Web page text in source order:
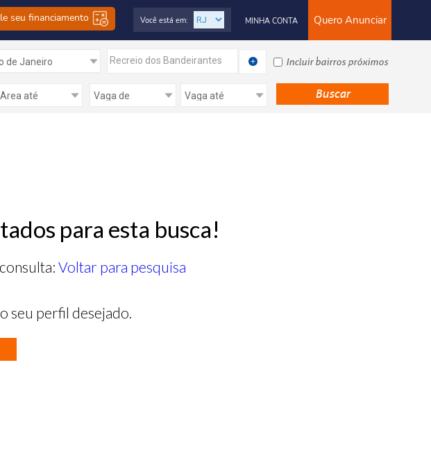
seu financiamento Quero Anunciar
MINHA CONTA
Você está em:
Recreio dos Bandeirantes Incluir bairros próximos
para esta busca!
Voltar para pesquisa
seu perfil desejado.